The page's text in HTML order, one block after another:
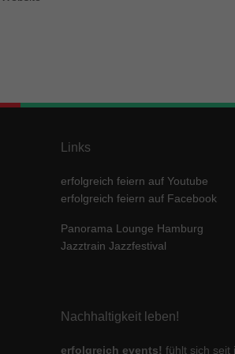
Links
erfolgreich feiern auf Youtube
erfolgreich feiern auf Facebook
Panorama Lounge Hamburg
Jazztrain Jazzfestival
Nachhaltigkeit leben!
erfolgreich events! fühlt sich seit
Essenziell (1)
Externe Medien (5)
Wenn Cookies von externen Medien akzeptiert
keiner manuellen Einwilligung mehr.